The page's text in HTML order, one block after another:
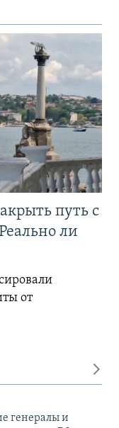
путь с
ли
от
генералы и